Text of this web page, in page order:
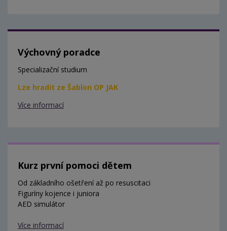
Výchovný poradce
Specializační studium
Lze hradit ze Šablon OP JAK
Více informací
Kurz první pomoci dětem
Od základního ošetření až po resuscitaci
Figuríny kojence i juniora
AED simulátor
Více informací